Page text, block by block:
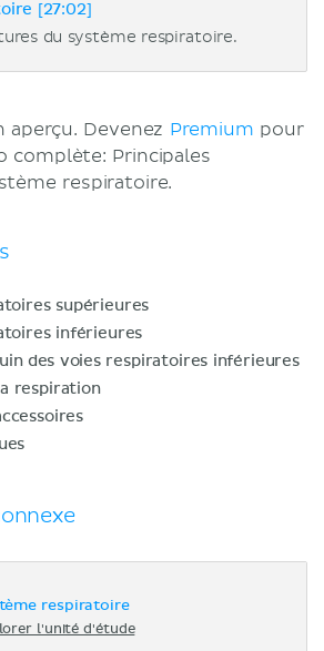
[27:02]
du système respiratoire.
aperçu. Devenez Premium pour
complète: Principales
respiratoire.
supérieures
inférieures
des voies respiratoires inférieures
respiration
respiratoire
l'unité d'étude